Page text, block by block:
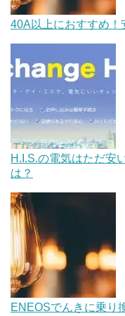
40A以上におすすめ！
H.I.S.の電気はただ安
は？
ENEOSでんきに乗り